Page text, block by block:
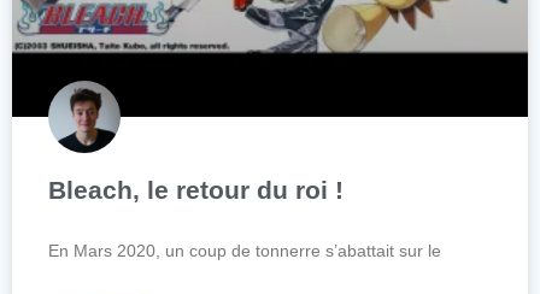
Bleach, le retour du roi !
En Mars 2020, un coup de tonnerre s’abattait sur le